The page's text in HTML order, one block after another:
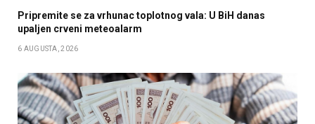
Pripremite se za vrhunac toplotnog vala: U BiH danas
upaljen crveni meteoalarm
6 AUGUSTA, 2026